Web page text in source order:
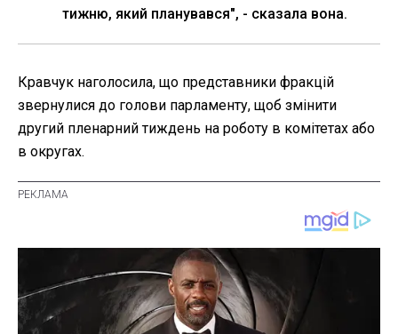
тижню, який планувався", - сказала вона.
Кравчук наголосила, що представники фракцій
звернулися до голови парламенту, щоб змінити
другий пленарний тиждень на роботу в комітетах або
в округах.